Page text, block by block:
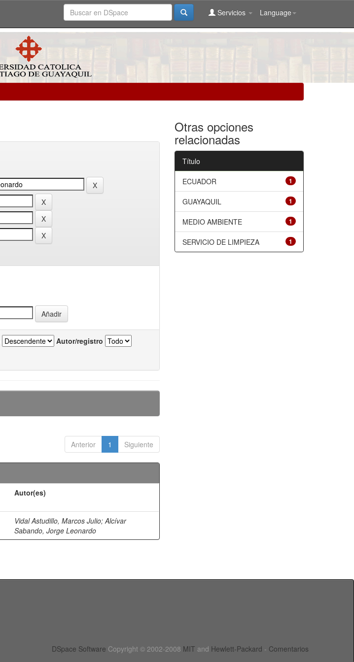
Language
Servicios
Autor/registro
Anterior 1 Siguiente
Autor(es)
Vidal Astudillo, Marcos Julio;Alcívar
Sabando, Jorge Leonardo
Otras opciones
relacionadas
Título
1
ECUADOR
1
GUAYAQUIL
1
MEDIO AMBIENTE
1
SERVICIO DE LIMPIEZA
DSpace Software Copyright © 2002-2008 MIT and Hewlett-Packard - Comentarios